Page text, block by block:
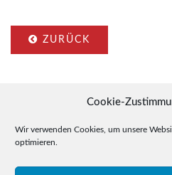
Cookie-
Wir verwenden Cookies, um unsere
optimieren.
ZURÜCK
© 2015-2026 Drudel 11 e.V.